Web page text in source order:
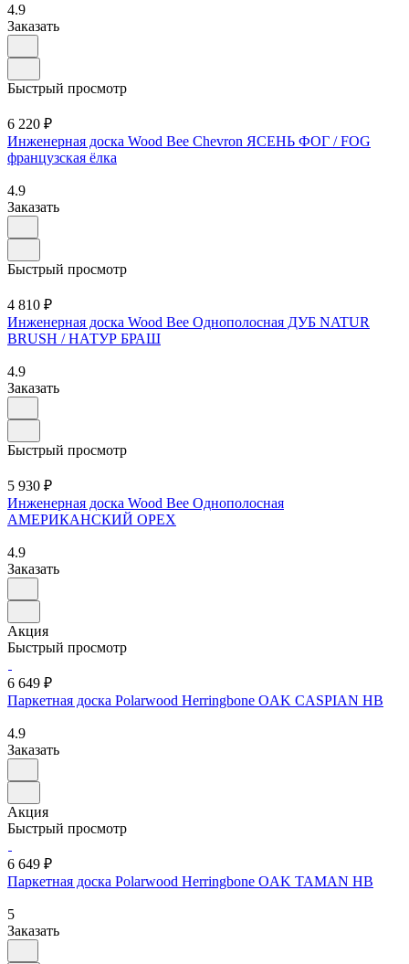
4.9
Заказать
Быстрый просмотр
6 220 ₽
Инженерная доска Wood Bee Chevron ЯСЕНЬ ФОГ / FOG
французская ёлка
4.9
Заказать
Быстрый просмотр
4 810 ₽
Инженерная доска Wood Bee Однополосная ДУБ NATUR
BRUSH / НАТУР БРАШ
4.9
Заказать
Быстрый просмотр
5 930 ₽
Инженерная доска Wood Bee Однополосная
АМЕРИКАНСКИЙ ОРЕХ
4.9
Заказать
Акция
Быстрый просмотр
6 649 ₽
Паркетная доска Polarwood Herringbone OAK CASPIAN HB
4.9
Заказать
Акция
Быстрый просмотр
6 649 ₽
Паркетная доска Polarwood Herringbone OAK TAMAN HB
5
Заказать